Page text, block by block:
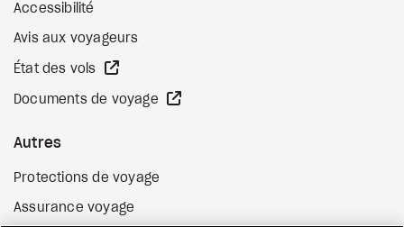
Accessibilité
Avis aux voyageurs
État des vols
Documents de voyage
Autres
Protections de voyage
Assurance voyage